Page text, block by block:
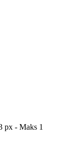
px - Maks 1